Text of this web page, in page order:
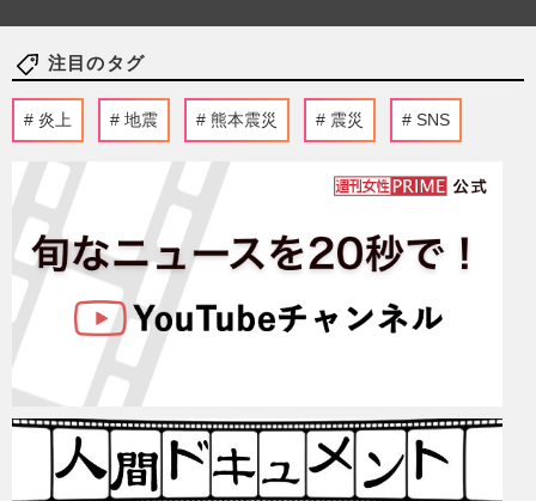
注目のタグ
炎上 地震 熊本震災 震災 SNS